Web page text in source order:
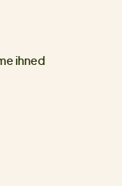
ihned